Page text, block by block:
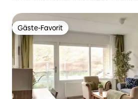
Gäste-Favorit
Gäste-Favorit